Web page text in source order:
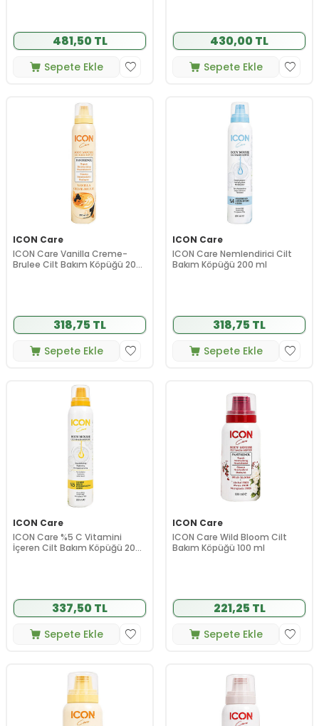
481,50 TL
Sepete Ekle
430,00 TL
Sepete Ekle
ICON Care
ICON Care Vanilla Creme-
Brulee Cilt Bakım Köpüğü 200
318,75 TL
Sepete Ekle
ICON Care
ICON Care Nemlendirici Cilt
Bakım Köpüğü 200 ml
318,75 TL
Sepete Ekle
ICON Care
ICON Care %5 C Vitamini
İçeren Cilt Bakım Köpüğü 200
337,50 TL
Sepete Ekle
ICON Care
ICON Care Wild Bloom Cilt
Bakım Köpüğü 100 ml
221,25 TL
Sepete Ekle